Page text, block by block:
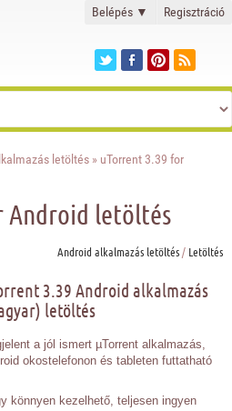
Belépés ▼ Regisztráció
letöltés » uTorrent 3.39 for
Android letöltés
Android alkalmazás letöltés/ Letöltés
3.39 Android alkalmazás
letöltés
a jól ismert µTorrent alkalmazás,
okostelefonon és tableten futtatható
könnyen kezelhető, teljesen ingyen